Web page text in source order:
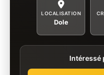
LOCALISATION
Dole
Intéressé